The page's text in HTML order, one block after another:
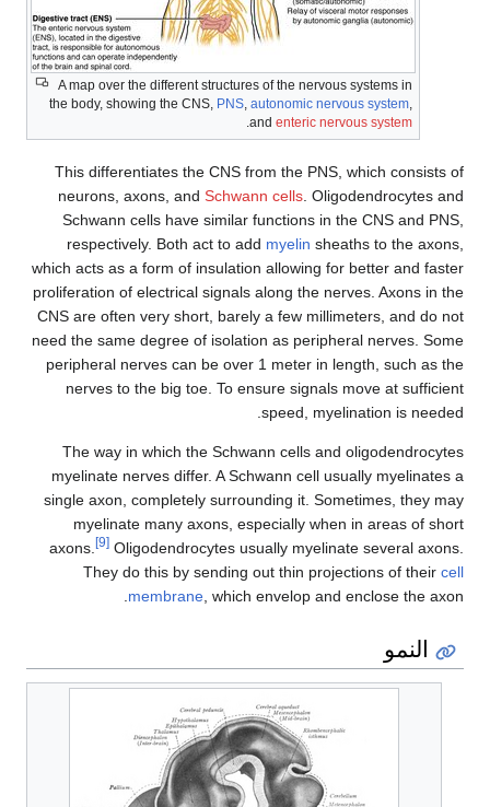
A map over the different structures of the nervous systems in
the body, showing the CNS,PNS,autonomic nervous system
andenteric nervous system
.
This differentiates the CNS from the PNS, which
neurons, axons, and Schwann cells.
Schwann cells have similar functions in the CNS
respectively. Both act to addmyelinsheaths to the
which acts as a form of insulation allowing for better
proliferation of electrical signals along the nerves.
CNS are often very short, barely a few millimeters, and
need the same degree of isolation as peripheral nerves.
peripheral nerves can be over 1 meter in length, such
nerves to the big toe. To ensure signals move at
speed, myelination is
The way in which the Schwann cells and
myelinate nerves differ. A Schwann cell usually
single axon, completely surrounding it. Sometimes,
myelinate many axons, especially when in areas
axons.
[9]Oligodendrocytes usually myelinate several
They do this by sending out thin projections of
membrane, which envelop and enclose